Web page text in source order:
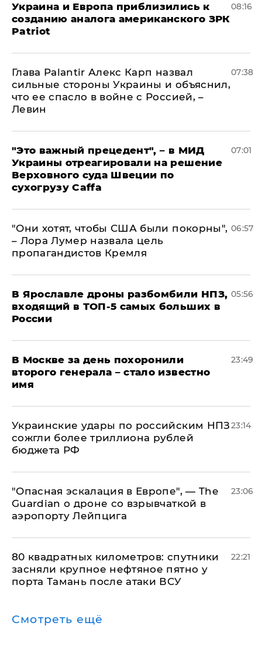
Украина и Европа приблизились к
созданию аналога американского ЗРК
Patriot
08:16
Глава Palantir Алекс Карп назвал
сильные стороны Украины и объяснил,
что ее спасло в войне с Россией, –
Левин
07:38
"Это важный прецедент", – в МИД
Украины отреагировали на решение
Верховного суда Швеции по
сухогрузу Caffa
07:01
"Они хотят, чтобы США были покорны",
– Лора Лумер назвала цель
пропагандистов Кремля
06:57
В Ярославле дроны разбомбили НПЗ,
входящий в ТОП-5 самых больших в
России
05:56
В Москве за день похоронили
второго генерала – стало известно
имя
23:49
Украинские удары по российским НПЗ
сожгли более триллиона рублей
бюджета РФ
23:14
"Опасная эскалация в Европе", — The
Guardian о дроне со взрывчаткой в
аэропорту Лейпцига
23:06
80 квадратных километров: спутники
засняли крупное нефтяное пятно у
порта Тамань после атаки ВСУ
22:21
Смотреть ещё